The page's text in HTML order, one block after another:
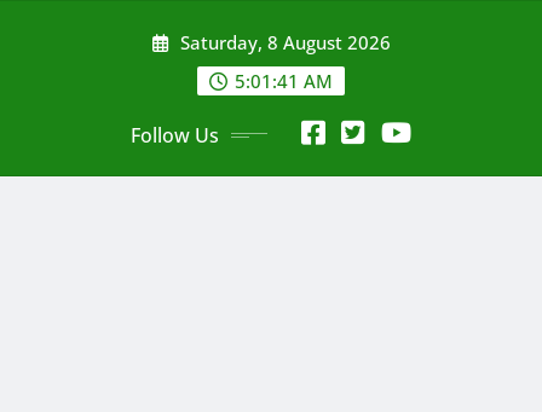
Saturday, 8 August 2026
5:01:43 AM
Follow Us